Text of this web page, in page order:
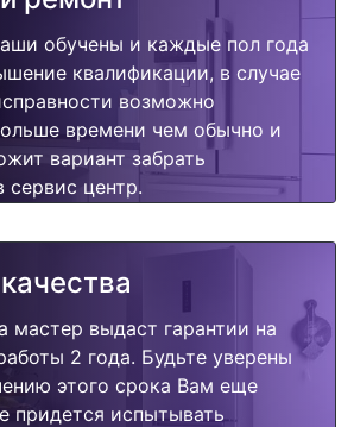
обучены и каждые пол года
квалификации, в случае
возможно
времени чем обычно и
вариант забрать
сервис центр.
мастер выдаст гарантии на
2 года. Будьте уверены
этого срока Вам еще
придется испытывать